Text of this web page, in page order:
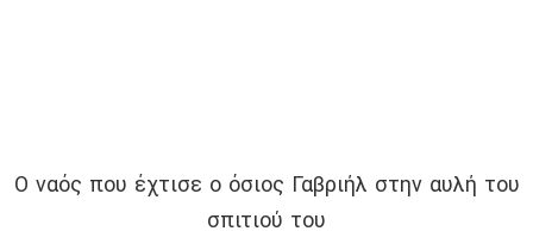
Ο ναός που έχτισε ο όσιος Γαβριήλ στην αυλή του
σπιτιού του